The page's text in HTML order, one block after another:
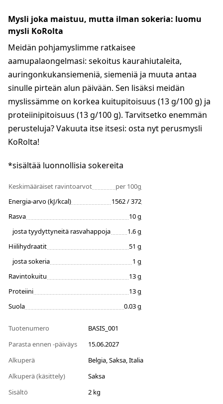
Mysli joka maistuu, mutta ilman sokeria: luomu
mysli KoRolta
Meidän pohjamyslimme ratkaisee
aamupalaongelmasi: sekoitus kaurahiutaleita,
auringonkukansiemeniä, siemeniä ja muuta antaa
sinulle pirteän alun päivään. Sen lisäksi meidän
myslissämme on korkea kuitupitoisuus (13 g/100 g) ja
proteiinipitoisuus (13 g/100 g). Tarvitsetko enemmän
perusteluja? Vakuuta itse itsesi: osta nyt perusmysli
KoRolta!
*sisältää luonnollisia sokereita
Keskimääräiset ravintoarvot
per 100g
Energia-arvo (kJ/kcal)
1562 / 372
Rasva
10 g
josta tyydyttyneitä rasvahappoja
1.6 g
Hiilihydraatit
51 g
josta sokeria
1 g
Ravintokuitu
13 g
Proteiini
13 g
Suola
0.03 g
Tuotenumero
BASIS_001
Parasta ennen -päiväys
15.06.2027
Alkuperä
Belgia, Saksa, Italia
Alkuperä (käsittely)
Saksa
Sisältö
2 kg